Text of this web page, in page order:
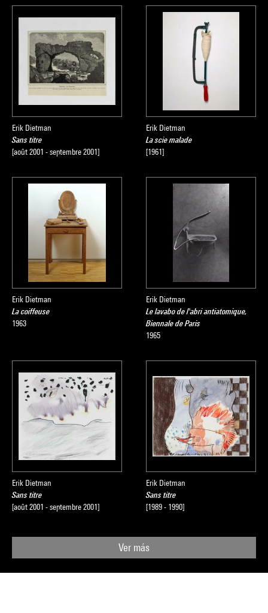
Erik Dietman
Sans titre
[août 2001 - septembre 2001]
Erik Dietman
La scie malade
[1961]
Erik Dietman
La coiffeuse
1963
Erik Dietman
Le lavabo de l'abri antiatomique,
Biennale de Paris
1965
Erik Dietman
Sans titre
[août 2001 - septembre 2001]
Erik Dietman
Sans titre
[1989 - 1990]
Ver más